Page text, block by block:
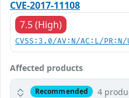
CVE-2017-11108
7.5 (High)
CVSS:3.0/AV:N/AC:L/
Affected products
Recommended 4